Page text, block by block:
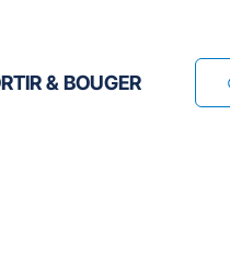
& BOUGER